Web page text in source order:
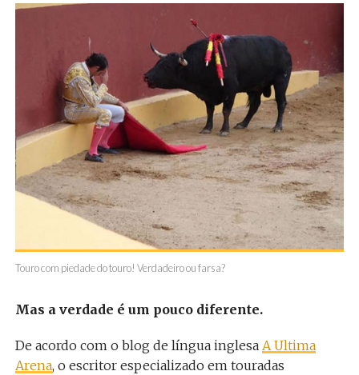
Touro com piedade do touro! Verdadeiro ou farsa?
Mas a verdade é um pouco diferente.
De acordo com o blog de língua inglesa A Ultima
Arena, o escritor especializado em touradas